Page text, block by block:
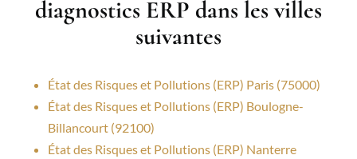
diagnostics ERP dans les villes
suivantes
État des Risques et Pollutions (ERP) Paris (75000)
État des Risques et Pollutions (ERP) Boulogne-
Billancourt (92100)
État des Risques et Pollutions (ERP) Nanterre